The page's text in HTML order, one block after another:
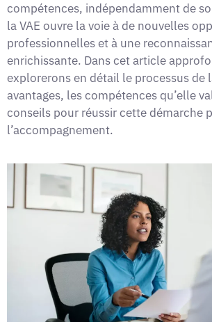
compétences, indépendamment de
la VAE ouvre la voie à de nouvelles
professionnelles et à une
enrichissante. Dans cet article
explorerons en détail le processus de
avantages, les compétences qu’elle
conseils pour réussir cette démarche
l’accompagnement.